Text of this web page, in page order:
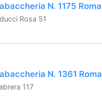
N. 1175 Roma
Rosa 51
N. 1361 Roma
117